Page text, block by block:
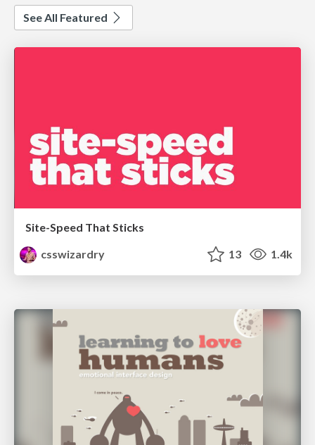
See All Featured
Site-Speed That Sticks
csswizardry
13 1.4k